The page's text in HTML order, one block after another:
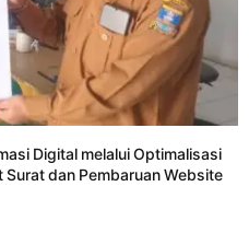
Digital melalui Optimalisasi
dan Pembaruan Website